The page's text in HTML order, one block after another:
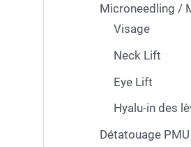
Microneedling /
Visage
Neck Lift
Eye Lift
Hyalu-in des
Détatouage PMU